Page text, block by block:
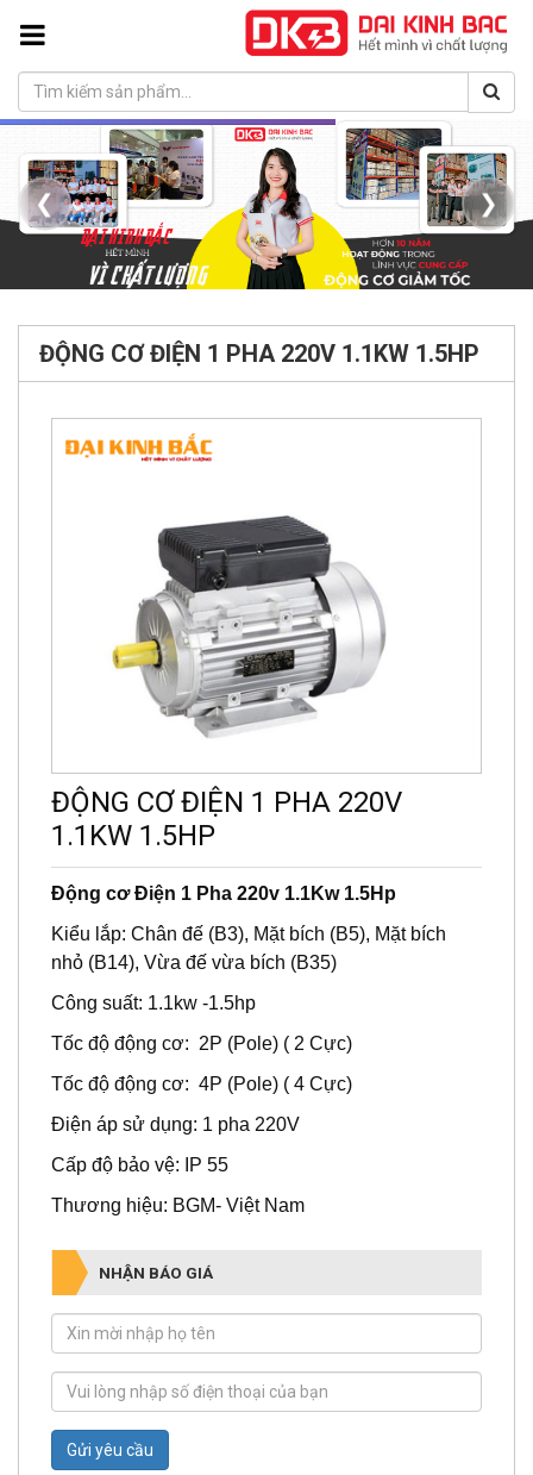
❮ ❯
ĐỘNG CƠ ĐIỆN 1 PHA 220V 1.1KW 1.5HP
ĐỘNG CƠ ĐIỆN 1 PHA 220V
1.1KW 1.5HP
Động cơ Điện 1 Pha 220v 1.1Kw 1.5Hp
Kiểu lắp: Chân đế (B3), Mặt bích (B5), Mặt bích
nhỏ (B14), Vừa đế vừa bích (B35)
Công suất: 1.1kw -1.5hp
Tốc độ động cơ: 2P (Pole) ( 2 Cực)
Tốc độ động cơ: 4P (Pole) ( 4 Cực)
Điện áp sử dụng: 1 pha 220V
Cấp độ bảo vệ: IP 55
Thương hiệu: BGM- Việt Nam
NHẬN BÁO GIÁ
Gửi yêu cầu